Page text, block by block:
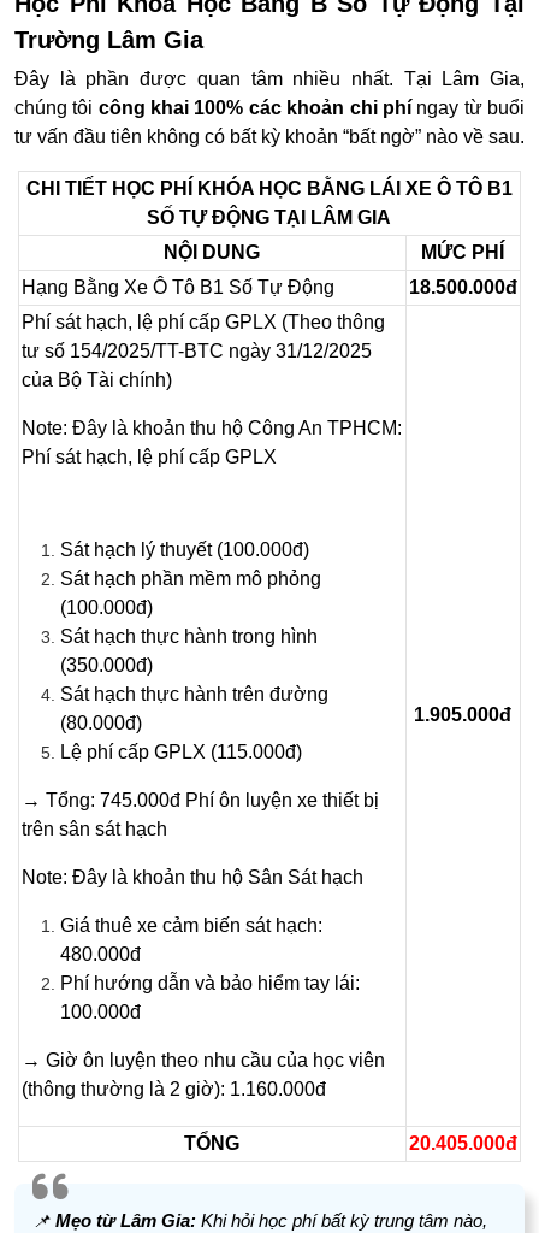
Trường Lâm Gia
Đây là phần được quan tâm nhiều nhất. Tại Lâm Gia,
chúng tôi công khai 100% các khoản chi phíngay từ buổi
tư vấn đầu tiên không có bất kỳ khoản “bất ngờ” nào về sau.
CHI TIẾT HỌC PHÍ KHÓA HỌC BẰNG LÁI XE Ô TÔ B1
SỐ TỰ ĐỘNG TẠI LÂM GIA
NỘI DUNG
MỨC PHÍ
Hạng Bằng Xe Ô Tô B1 Số Tự Động
18.500.000đ
Phí sát hạch, lệ phí cấp GPLX (Theo thông
tư số 154/2025/TT-BTC ngày 31/12/2025
của Bộ Tài chính)
Note: Đây là khoản thu hộ Công An TPHCM:
Phí sát hạch, lệ phí cấp GPLX
Sát hạch lý thuyết (100.000đ)
Sát hạch phần mềm mô phỏng
(100.000đ)
Sát hạch thực hành trong hình
(350.000đ)
Sát hạch thực hành trên đường
(80.000đ)
Lệ phí cấp GPLX (115.000đ)
→ Tổng: 745.000đ Phí ôn luyện xe thiết bị
trên sân sát hạch
Note: Đây là khoản thu hộ Sân Sát hạch
Giá thuê xe cảm biến sát hạch:
480.000đ
Phí hướng dẫn và bảo hiểm tay lái:
100.000đ
→ Giờ ôn luyện theo nhu cầu của học viên
(thông thường là 2 giờ): 1.160.000đ
1.905.000đ
TỔNG 20.405.000đ
📌 Mẹo từ Lâm Gia: Khi hỏi học phí bất kỳ trung tâm nào,